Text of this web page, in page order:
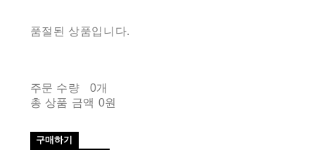
품절된 상품입니다.
주문 수량
0개
총 상품 금액 0원
구매하기